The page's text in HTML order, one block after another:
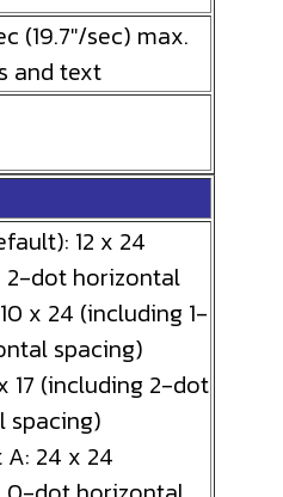
(19.7″/sec) max.
and text
12 x 24
2-dot horizontal
x 24 (including 1-
spacing)
17 (including 2-dot
spacing)
A: 24 x 24